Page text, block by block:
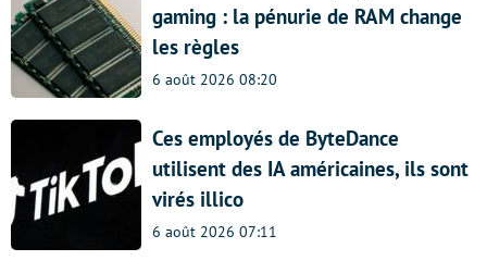
gaming : la pénurie de RAM change
les règles
6 août 2026 08:20
Ces employés de ByteDance
utilisent des IA américaines, ils sont
virés illico
6 août 2026 07:11